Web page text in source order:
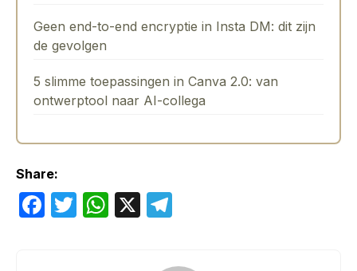
Geen end-to-end encryptie in Insta DM: dit zijn
de gevolgen
5 slimme toepassingen in Canva 2.0: van
ontwerptool naar AI-collega
Share:
F
T
W X